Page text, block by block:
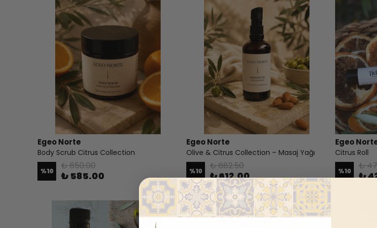
Egeo Norte
Body Scrub Citrus Collection
%10 ₺ 650.00
₺ 585.00
Egeo Norte
Olive & Citrus Collection – Masaj Yağı
%10 ₺ 682.50
₺ 612.00
Egeo
Citrus Roll
%10 ₺
₺